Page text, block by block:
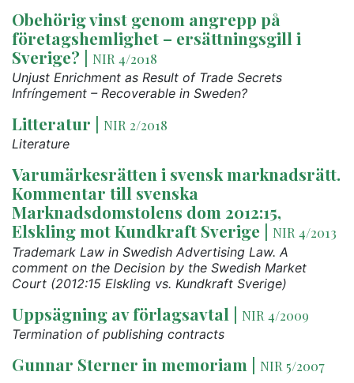
Obehörig vinst genom angrepp på
företagshemlighet – ersättningsgill i
Sverige? | NIR 4/2018
Unjust Enrichment as Result of Trade Secrets
Infríngement – Recoverable in Sweden?
Litteratur | NIR 2/2018
Literature
Varumärkesrätten i svensk marknadsrätt.
Kommentar till svenska
Marknadsdomstolens dom 2012:15,
Elskling mot Kundkraft Sverige | NIR 4/2013
Trademark Law in Swedish Advertising Law. A
comment on the Decision by the Swedish Market
Court (2012:15 Elskling vs. Kundkraft Sverige)
Uppsägning av förlagsavtal | NIR 4/2009
Termination of publishing contracts
Gunnar Sterner in memoriam | NIR 5/2007